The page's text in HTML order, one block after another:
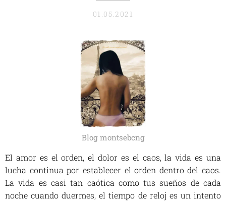
01.05.2021
Blog montsebcng
El amor es el orden, el dolor es el caos, la vida es una
lucha continua por establecer el orden dentro del caos.
La vida es casi tan caótica como tus sueños de cada
noche cuando duermes, el tiempo de reloj es un intento